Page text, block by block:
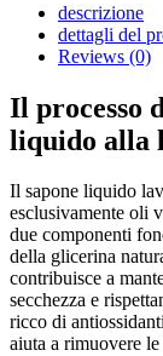
descrizione
dettagli del
Reviews (0)
Il processo
liquido alla
Il sapone liquido
esclusivamente oli
due componenti
della glicerina
contribuisce a
secchezza e
ricco di
aiuta a rimuovere